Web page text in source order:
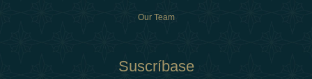
Our Team
Suscríbase